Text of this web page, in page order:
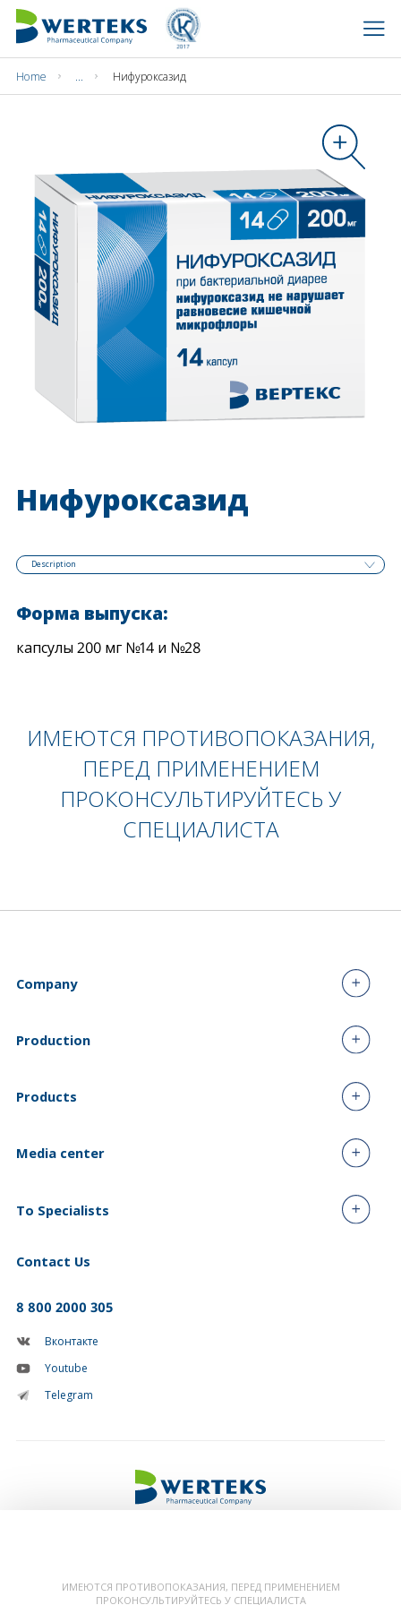
Home ... Нифуроксазид
Нифуроксазид
Description
Форма выпуска:
капсулы 200 мг №14 и №28
ИМЕЮТСЯ ПРОТИВОПОКАЗАНИЯ,
ПЕРЕД ПРИМЕНЕНИЕМ
ПРОКОНСУЛЬТИРУЙТЕСЬ У
СПЕЦИАЛИСТА
ИМЕЮТСЯ ПРОТИВОПОКАЗАНИЯ, ПЕРЕД ПРИМЕНЕНИЕМ
ПРОКОНСУЛЬТИРУЙТЕСЬ У СПЕЦИАЛИСТА
Company
Production
Products
8 800 2000 305
Вконтакте
Youtube
Telegram
Media center
To Specialists
Contact Us
Создание сайтов